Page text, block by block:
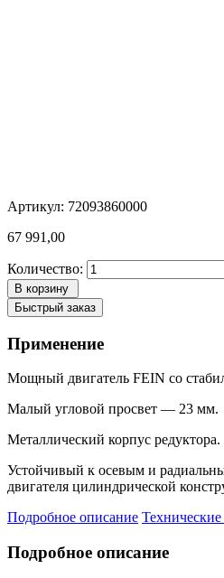
Артикул: 72093860000
67 991,00
Количество:
В корзину
Быстрый заказ
Применение
Мощный двигатель FEIN со
Малый угловой просвет — 23 мм.
Металлический корпус редуктора.
Устойчивый к осевым и
двигателя цилиндрической
Подробное описание Технические
Подробное описание